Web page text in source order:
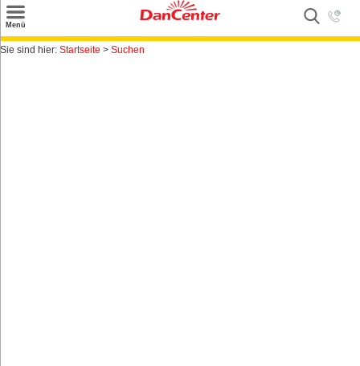
Menü
Suchen
Sie sind hier: Startseite > Suchen